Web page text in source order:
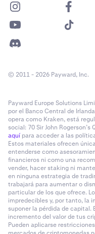
© 2011 - 2026 Payward, Inc.
Payward Europe Solutions
por el Banco Central de
opera como Kraken, está
social: 70 Sir John Rogerson’s
aquí para acceder a las
Estos materiales ofrecen
entenderse como
financieros ni como una
vender, hacer staking ni
en ninguna estrategia de
trabajará para aumentar o
particular de los que ofrece.
impredecibles y, por tanto, la
suponer la pérdida de capital.
incremento del valor de tus
Pueden aplicarse